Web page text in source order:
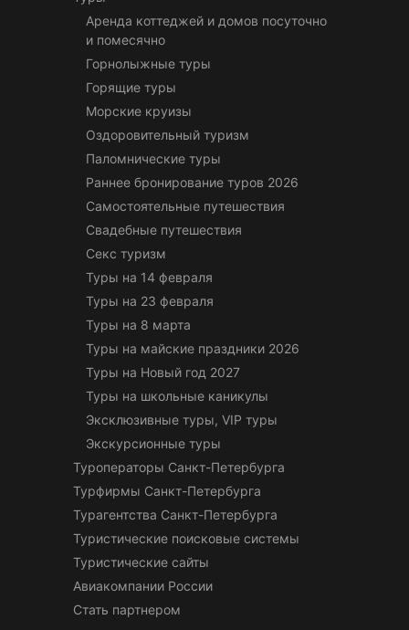
Аренда коттеджей и домов посуточно
и помесячно
Горнолыжные туры
Горящие туры
Морские круизы
Оздоровительный туризм
Паломнические туры
Раннее бронирование туров 2026
Самостоятельные путешествия
Свадебные путешествия
Секс туризм
Туры на 14 февраля
Туры на 23 февраля
Туры на 8 марта
Туры на майские праздники 2026
Туры на Новый год 2027
Туры на школьные каникулы
Эксклюзивные туры, VIP туры
Экскурсионные туры
Туроператоры Санкт-Петербурга
Турфирмы Санкт-Петербурга
Турагентства Санкт-Петербурга
Туристические поисковые системы
Туристические сайты
Авиакомпании России
Стать партнером